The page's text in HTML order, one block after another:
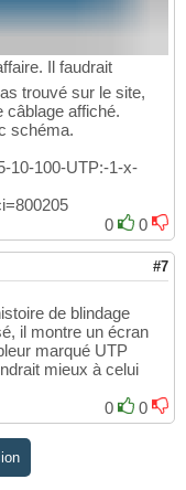
Il faudrait
trouvé sur le site,
câblage affiché.
schéma.
10-100-UTP:-1-x-
0
0
#7
de blindage
il montre un écran
marqué UTP
mieux à celui
0
0